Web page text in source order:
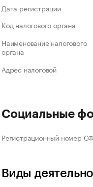
Дата регистрации
Код налогового органа
Наименование налогового
органа
Адрес налоговой
Социальные
Регистрационный номер
Виды